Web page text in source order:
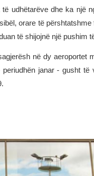
udhëtarëve dhe ka një
orare të
të shijojnë një pushim
në dy aeroportet
janar - gusht